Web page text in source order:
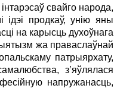
свайго народа,
продкаў, унію яны
на карысць духоўнага
жа праваслаўнай
патрыярхату,
з’яўлялася
напружанасць,